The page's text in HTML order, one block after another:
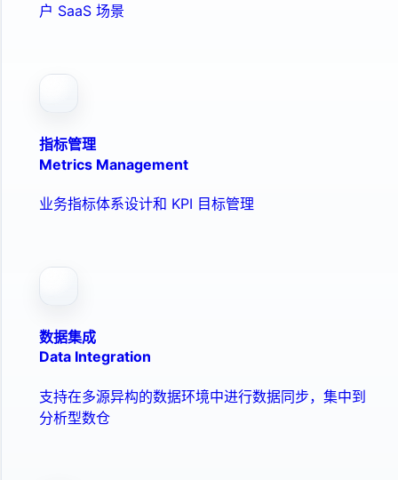
户 SaaS 场景
指标管理
Metrics Management
业务指标体系设计和 KPI 目标管理
数据集成
Data Integration
支持在多源异构的数据环境中进行数据同步，集中到
分析型数仓